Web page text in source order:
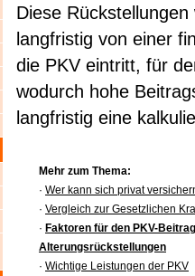
Diese
langfristig von einer
die PKV eintritt, für
wodurch hohe
langfristig eine
Mehr zum Thema:
· Wer kann sich privat
· Vergleich zur Gesetzlichen
· Faktoren für den PKV-
Alterungsrückstellungen
· Wichtige Leistungen der PKV